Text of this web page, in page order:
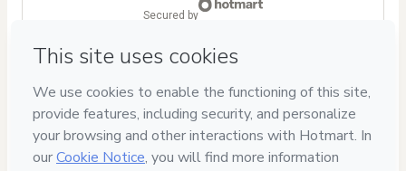
secured by
Can't complete this purchase? Please visit our Help Center
If you need to submit a request to our support team, please
provide the code below: